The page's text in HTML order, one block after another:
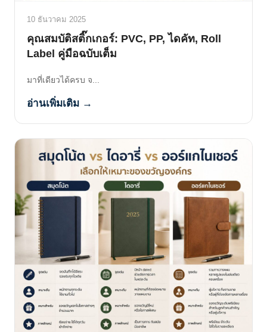
10 ธันวาคม 2025
คุณสมบัติสติ๊กเกอร์: PVC, PP, ไดคัท, Roll
Label คู่มือฉบับเต็ม
มาที่เดียวได้ครบ จ...
อ่านเพิ่มเติม →